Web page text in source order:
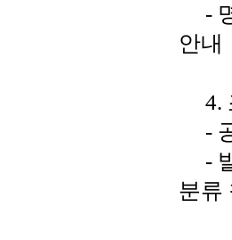
- 명
안내
4.
- 공
- 발
분류